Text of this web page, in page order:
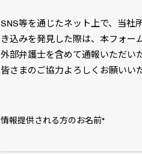
a
human,
ignore
field
SNS等を通じたネット上で、当社
き込みを発見した際は、本フォー
外部弁護士を含めて通報いただい
皆さまのご協力よろしくお願いい
情報提供される方のお名前*